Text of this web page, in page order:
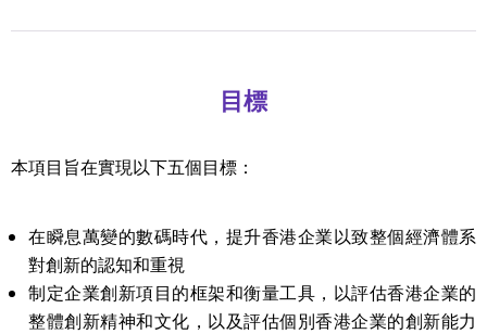
目標
本項目旨在實現以下五個目標：
在瞬息萬變的數碼時代，提升香港企業以致整個經濟體系
對創新的認知和重視
制定企業創新項目的框架和衡量工具，以評估香港企業的
整體創新精神和文化，以及評估個別香港企業的創新能力